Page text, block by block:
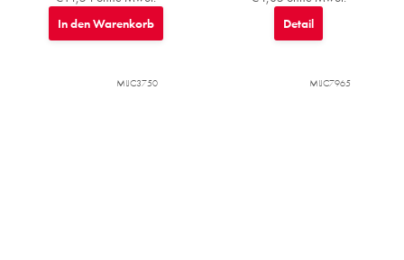
In den Warenkorb
Detail
MIJC3750 MIJC7965